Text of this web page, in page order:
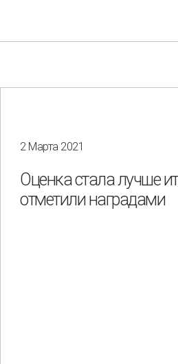
Consent to the
2 Марта 2021
Оценка стала лучше
отметили наградами